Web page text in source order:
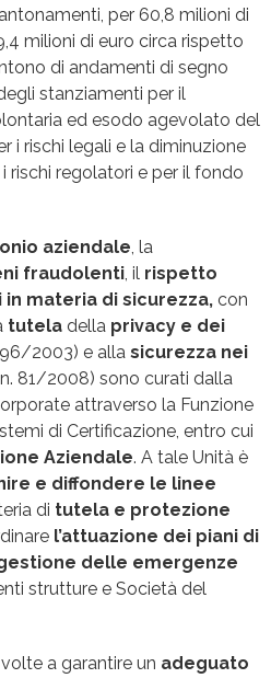
per 60,8 milioni di
milioni di euro circa rispetto
di andamenti di segno
stanziamenti per il
ed esodo agevolato del
i rischi legali e la diminuzione
rischi regolatori e per il fondo
aziendale, la
fraudolenti, il rispetto
materia di sicurezza, con
tutela della privacy e dei
2003) e alla sicurezza nei
81/2008) sono curati dalla
attraverso la Funzione
di Certificazione, entro cui
Aziendale. A tale Unità è
e diffondere le linee
di tutela e protezione
l’attuazione dei piani di
delle emergenze
strutture e Società del
a garantire un adeguato